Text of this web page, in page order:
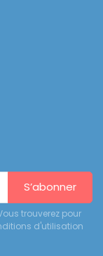
S’abonner
trouverez pour
d'utilisation